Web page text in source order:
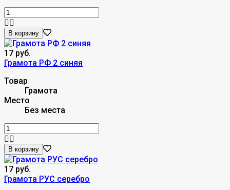
В корзину
17 руб.
Грамота РФ 2 синяя
Товар
Грамота
Место
Без места
В корзину
17 руб.
Грамота РУС серебро